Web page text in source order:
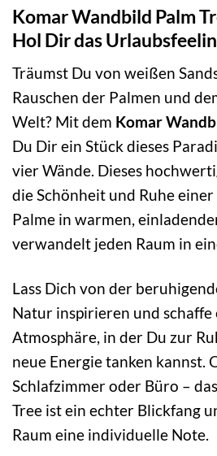
Komar Wandbild Palm
Hol Dir das
Träumst Du von weißen
Rauschen der Palmen und
Welt? Mit dem Komar
Du Dir ein Stück dieses
vier Wände. Dieses
die Schönheit und Ruhe
Palme in warmen,
verwandelt jeden Raum in
Lass Dich von der
Natur inspirieren und schaffe
Atmosphäre, in der Du zur
neue Energie tanken kannst.
Schlafzimmer oder Büro –
Tree ist ein echter Blickfang
Raum eine individuelle Note.